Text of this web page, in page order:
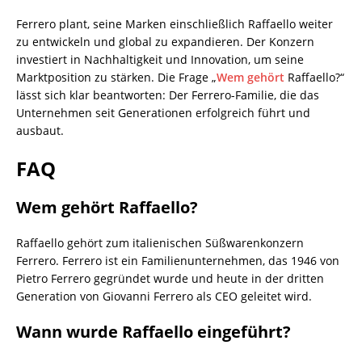
Ferrero plant, seine Marken einschließlich Raffaello weiter
zu entwickeln und global zu expandieren. Der Konzern
investiert in Nachhaltigkeit und Innovation, um seine
Marktposition zu stärken. Die Frage „Wem gehört Raffaello?“
lässt sich klar beantworten: Der Ferrero-Familie, die das
Unternehmen seit Generationen erfolgreich führt und
ausbaut.
FAQ
Wem gehört Raffaello?
Raffaello gehört zum italienischen Süßwarenkonzern
Ferrero. Ferrero ist ein Familienunternehmen, das 1946 von
Pietro Ferrero gegründet wurde und heute in der dritten
Generation von Giovanni Ferrero als CEO geleitet wird.
Wann wurde Raffaello eingeführt?